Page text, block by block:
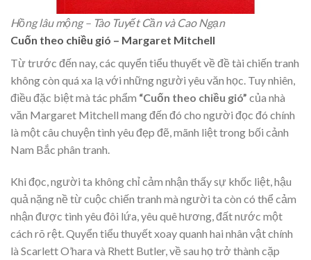
Hồng lâu mộng – Tào Tuyết Cần và Cao Ngạn
Cuốn theo chiều gió – Margaret Mitchell
Từ trước đến nay, các quyển tiểu thuyết về đề tài chiến tranh
không còn quá xa lạ với những người yêu văn học. Tuy nhiên,
điều đặc biệt mà tác phẩm “Cuốn theo chiều gió” của nhà
văn Margaret Mitchell mang đến đó cho người đọc đó chính
là một câu chuyện tình yêu đẹp đẽ, mãnh liệt trong bối cảnh
Nam Bắc phân tranh.
Khi đọc, người ta không chỉ cảm nhận thấy sự khốc liệt, hậu
quả nặng nề từ cuộc chiến tranh mà người ta còn có thể cảm
nhận được tình yêu đôi lứa, yêu quê hương, đất nước một
cách rõ rệt. Quyển tiểu thuyết xoay quanh hai nhân vật chính
là Scarlett O’hara và Rhett Butler, về sau họ trở thành cặp